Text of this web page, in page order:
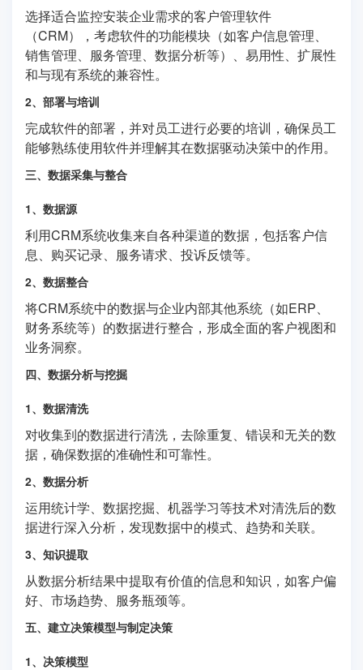
选择适合监控安装企业需求的客户管理软件
（CRM），考虑软件的功能模块（如客户信息管理、
销售管理、服务管理、数据分析等）、易用性、扩展性
和与现有系统的兼容性。
2、部署与培训
完成软件的部署，并对员工进行必要的培训，确保员工
能够熟练使用软件并理解其在数据驱动决策中的作用。
三、数据采集与整合
1、数据源
利用CRM系统收集来自各种渠道的数据，包括客户信
息、购买记录、服务请求、投诉反馈等。
2、数据整合
将CRM系统中的数据与企业内部其他系统（如ERP、
财务系统等）的数据进行整合，形成全面的客户视图和
业务洞察。
四、数据分析与挖掘
1、数据清洗
对收集到的数据进行清洗，去除重复、错误和无关的数
据，确保数据的准确性和可靠性。
2、数据分析
运用统计学、数据挖掘、机器学习等技术对清洗后的数
据进行深入分析，发现数据中的模式、趋势和关联。
3、知识提取
从数据分析结果中提取有价值的信息和知识，如客户偏
好、市场趋势、服务瓶颈等。
五、建立决策模型与制定决策
1、决策模型